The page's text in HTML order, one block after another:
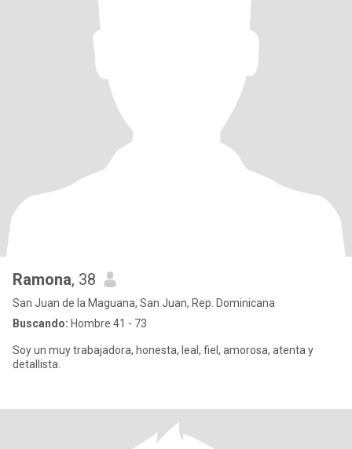
Ramona, 38
San Juan de la Maguana, San Juan, Rep. Dominicana
Buscando: Hombre 41 - 73
Soy un muy trabajadora, honesta, leal, fiel, amorosa, atenta y
detallista.